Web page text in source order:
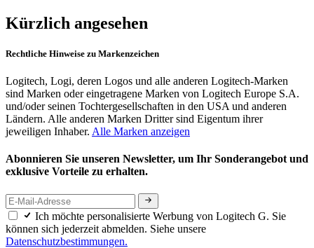
Kürzlich angesehen
Rechtliche Hinweise zu Markenzeichen
Logitech, Logi, deren Logos und alle anderen Logitech-Marken
sind Marken oder eingetragene Marken von Logitech Europe S.A.
und/oder seinen Tochtergesellschaften in den USA und anderen
Ländern. Alle anderen Marken Dritter sind Eigentum ihrer
jeweiligen Inhaber. Alle Marken anzeigen
Abonnieren Sie unseren Newsletter, um Ihr Sonderangebot und
exklusive Vorteile zu erhalten.
Ich möchte personalisierte Werbung von Logitech G. Sie
können sich jederzeit abmelden. Siehe unsere
Datenschutzbestimmungen.